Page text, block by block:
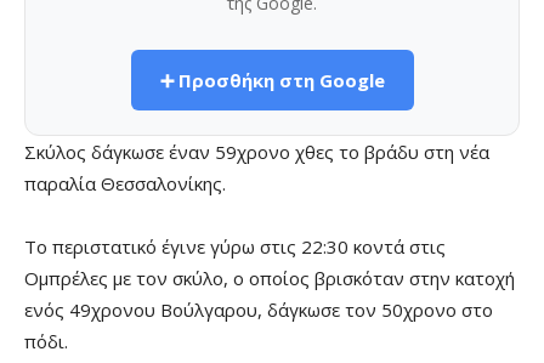
➕ Προσθήκη στη Google
Σκύλος δάγκωσε έναν 59χρονο χθες το βράδυ στη νέα
παραλία Θεσσαλονίκης.
Το περιστατικό έγινε γύρω στις 22:30 κοντά στις
Ομπρέλες με τον σκύλο, ο οποίος βρισκόταν στην κατοχή
ενός 49χρονου Βούλγαρου, δάγκωσε τον 50χρονο στο
πόδι.